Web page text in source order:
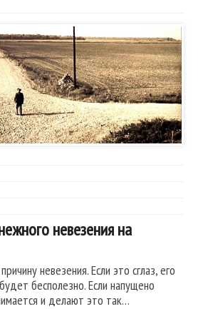
невезения на
невезения. Если это сглаз, его
бесполезно. Если напущено
и делают это так…